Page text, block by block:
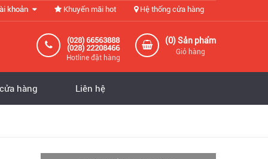
khoản Khuyến mãi hot Hệ thống cửa hàng
(0) Sản phẩm
Giỏ hàng
(028) 66563888
(028) 22208466
Hotline đặt hàng
hàng Liên hệ